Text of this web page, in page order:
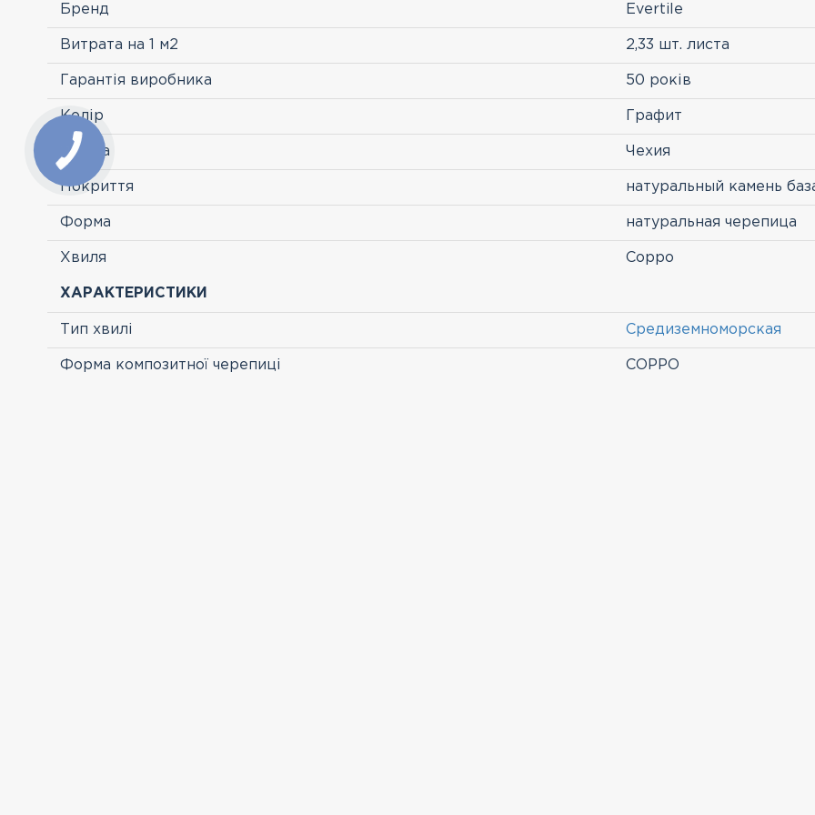
Бренд Evertile
Витрата на 1 м2 2,33 шт. листа
Гарантія виробника 50 років
Колір Графит
Країна Чехия
Покриття натуральный камень
Форма натуральная черепица
Хвиля Coppo
ХАРАКТЕРИСТИКИ
Тип хвилі Средиземноморская
Форма композитної черепиці COPPO